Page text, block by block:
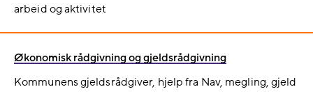
arbeid og aktivitet
Økonomisk rådgivning og gjeldsrådgivning
Kommunens gjeldsrådgiver, hjelp fra Nav, megling, gjeld